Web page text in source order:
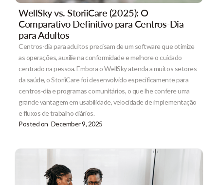
WellSky vs. StoriiCare (2025): O
Comparativo Definitivo para Centros-Dia
para Adultos
Centros-dia para adultos precisam de um software que otimize
as operações, auxilie na conformidade e melhore o cuidado
centrado na pessoa. Embora o WellSky atenda a muitos setores
da saúde, o StoriiCare foi desenvolvido especificamente para
centros-dia e programas comunitários, o que lhe confere uma
grande vantagem em usabilidade, velocidade de implementação
e fluxos de trabalho diários.
Posted on December 9, 2025